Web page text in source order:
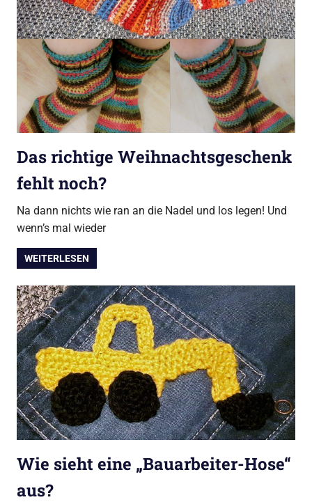
Das richtige Weihnachtsgeschenk
fehlt noch?
Na dann nichts wie ran an die Nadel und los legen! Und
wenn’s mal wieder
WEITERLESEN
Wie sieht eine „Bauarbeiter-Hose“
aus?